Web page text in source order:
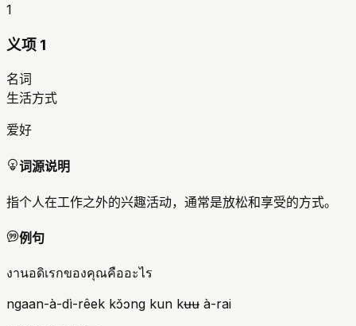
1
义项 1
名词
生活方式
爱好
词源说明
指个人在工作之外的兴趣活动，通常是放松和享受的方式。
例句
งานอดิเรกของคุณคืออะไร
ngaan-à-dì-rêek kɔ̌ɔng kun kʉʉ à-rai